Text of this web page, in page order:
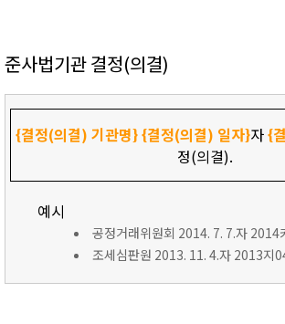
준사법기관 결정(의결)
{결정(의결) 기관명}{결정(의결) 일자}자{
정(의결).
예시
공정거래위원회 2014. 7. 7.자 2014
조세심판원 2013. 11. 4.자 2013지